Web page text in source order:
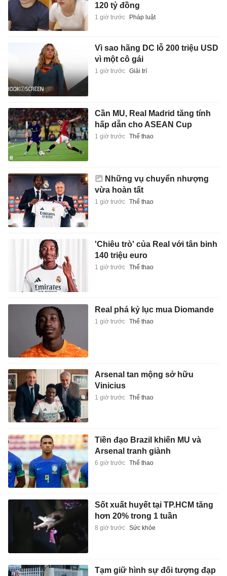
120 tỷ đồng
1 giờ trước Pháp luật
Vì sao hãng DC lỗ 200 triệu USD
vì một cô gái
1 giờ trước Giải trí
Cần MU, Real Madrid tăng tính
hấp dẫn cho ASEAN Cup
1 giờ trước Thể thao
Những vụ chuyển nhượng
vừa hoàn tất
1 giờ trước Thể thao
'Chiêu trò' của Real với tân binh
140 triệu euro
1 giờ trước Thể thao
Real phá kỷ lục mua Diomande
1 giờ trước Thể thao
Arsenal tan mộng sở hữu
Vinicius
1 giờ trước Thể thao
Tiền đạo Brazil khiến MU và
Arsenal tranh giành
6 giờ trước Thể thao
Sốt xuất huyết tại TP.HCM tăng
hơn 20% trong 1 tuần
8 giờ trước Sức khỏe
Tạm giữ hình sự đối tượng đạp